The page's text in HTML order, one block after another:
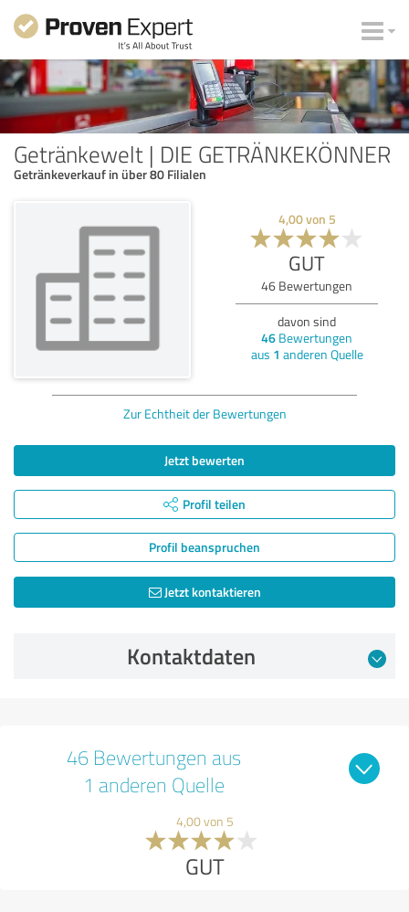
Getränkewelt | DIE GETRÄNKEKÖNNER
Getränkeverkauf in über 80 Filialen
4,00von 5
GUT
46 Bewertungen
davon sind
46 Bewertungen
aus 1 anderen Quelle
Zur Echtheit der Bewertungen
Jetzt bewerten
Profil teilen
Profil beanspruchen
Jetzt kontaktieren
Kontaktdaten
46 Bewertungen aus
1 anderen Quelle
4,00 von 5
GUT